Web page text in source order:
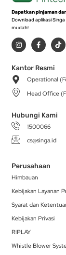
Dapatkan pinjaman
Download aplikasi
mudah!
I
n
s
a
g
r
a
m
F
a
c
b
o
-
T
i
k
Kantor Resmi
Operational
Head Office
Hubungi Kami
1500066
cs@singa.id
Perusahaan
Himbauan
Kebijakan Layanan
Syarat dan
Kebijakan Privasi
RIPLAY
Whistle Blower